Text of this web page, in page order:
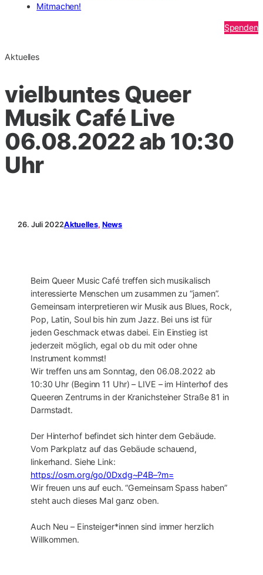
Mitmachen!
Spenden
Aktuelles
vielbuntes Queer
Musik Café Live
06.08.2022 ab 10:30
Uhr
26. Juli 2022Aktuelles, News
Beim Queer Music Café treffen sich musikalisch
interessierte Menschen um zusammen zu “jamen”.
Gemeinsam interpretieren wir Musik aus Blues, Rock,
Pop, Latin, Soul bis hin zum Jazz. Bei uns ist für
jeden Geschmack etwas dabei. Ein Einstieg ist
jederzeit möglich, egal ob du mit oder ohne
Instrument kommst!
Wir treffen uns am Sonntag, den 06.08.2022 ab
10:30 Uhr (Beginn 11 Uhr) – LIVE – im Hinterhof des
Queeren Zentrums in der Kranichsteiner Straße 81 in
Darmstadt.
Der Hinterhof befindet sich hinter dem Gebäude.
Vom Parkplatz auf das Gebäude schauend,
linkerhand. Siehe Link:
https://osm.org/go/0Dxdg~P4B–?m=
Wir freuen uns auf euch. “Gemeinsam Spass haben”
steht auch dieses Mal ganz oben.
Auch Neu – Einsteiger*innen sind immer herzlich
Willkommen.